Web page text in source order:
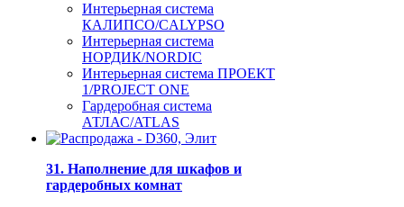
Интерьерная система
КАЛИПСО/CALYPSO
Интерьерная система
НОРДИК/NORDIC
Интерьерная система ПРОЕКТ
1/PROJECT ONE
Гардеробная система
АТЛАС/ATLAS
31. Наполнение для шкафов и
гардеробных комнат